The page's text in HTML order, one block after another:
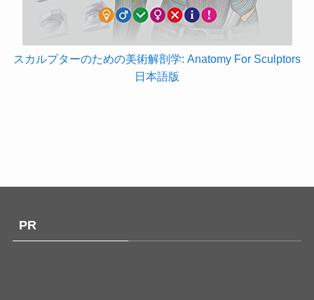
スカルプターのための美術解剖学: Anatomy For Sculptors
日本語版
PR